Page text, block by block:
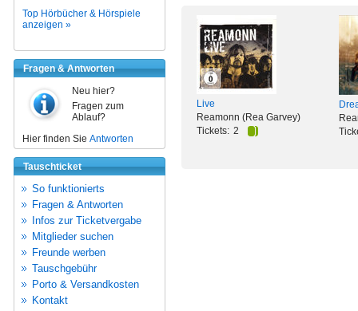
Top Hörbücher & Hörspiele
anzeigen »
Fragen & Antworten
Neu hier?
Fragen zum
Ablauf?
Hier finden Sie Antworten
Tauschticket
So funktionierts
Fragen & Antworten
Infos zur Ticketvergabe
Mitglieder suchen
Freunde werben
Tauschgebühr
Porto & Versandkosten
Kontakt
Live
Reamonn (Rea Garvey)
Tickets: 2